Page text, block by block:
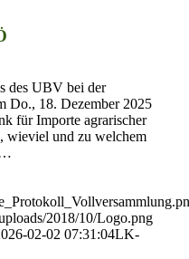
des UBV bei der
Do., 18. Dezember 2025
für Importe agrarischer
wieviel und zu welchem
2018/10/Logo.png
02-02 07:31:04LK-